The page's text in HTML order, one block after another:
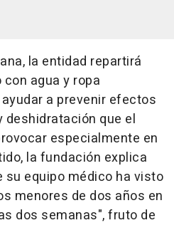
la entidad repartirá
agua y ropa
a prevenir efectos
que el
especialmente en
la fundación explica
su equipo médico ha visto
menores de dos años en
dos semanas", fruto de